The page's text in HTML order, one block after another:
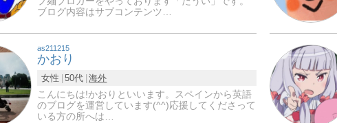
ブログ内容はサブコンテンツ…
as211215
かおり
女性 50代 海外
こんにちは!かおりといいます。スペインから英語
のブログを運営しています(^^)応援してくださって
いる方の所へは…